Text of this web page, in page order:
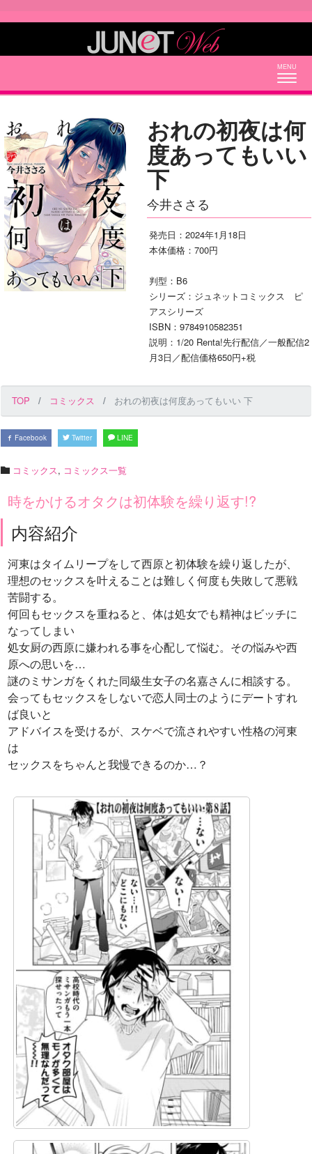
おれの初夜は何
度あってもいい
下
今井ささる
発売日：2024年1月18日
本体価格：700円
判型：B6
シリーズ：ジュネットコミックス ピ
アスシリーズ
ISBN：9784910582351
説明：1/20 Renta!先行配信／一般配信2
月3日／配信価格650円+税
TOP コミックス おれの初夜は何度あってもいい 下
Facebook Twitter LINE
コミックス, コミックス一覧
時をかけるオタクは初体験を繰り返す!?
内容紹介
河東はタイムリープをして西原と初体験を繰り返したが、
理想のセックスを叶えることは難しく何度も失敗して悪戦
苦闘する。
何回もセックスを重ねると、体は処女でも精神はビッチに
なってしまい
処女厨の西原に嫌われる事を心配して悩む。その悩みや西
原への思いを…
謎のミサンガをくれた同級生女子の名嘉さんに相談する。
会ってもセックスをしないで恋人同士のようにデートすれ
ば良いと
アドバイスを受けるが、スケベで流されやすい性格の河東
は
セックスをちゃんと我慢できるのか…？